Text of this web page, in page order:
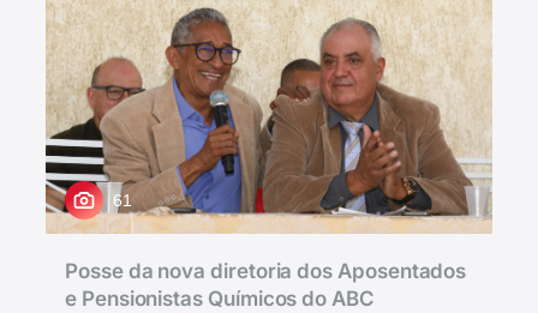
61
Posse da nova diretoria dos Aposentados
e Pensionistas Químicos do ABC